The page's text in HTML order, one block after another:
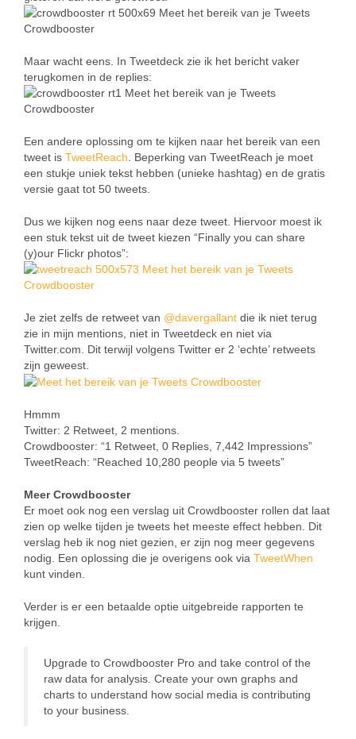
Maar wacht eens. In Tweetdeck zie ik het bericht vaker
terugkomen in de replies:
Een andere oplossing om te kijken naar het bereik van een
tweet is TweetReach . Beperking van TweetReach je moet
een stukje uniek tekst hebben (unieke hashtag) en de gratis
versie gaat tot 50 tweets.
Dus we kijken nog eens naar deze tweet. Hiervoor moest ik
een stuk tekst uit de tweet kiezen “Finally you can share
(y)our Flickr photos”:
Je ziet zelfs de retweet van @davergallant die ik niet terug
zie in mijn mentions, niet in Tweetdeck en niet via
Twitter.com. Dit terwijl volgens Twitter er 2 ‘echte’ retweets
zijn geweest.
Hmmm
Twitter: 2 Retweet, 2 mentions.
Crowdbooster: “1 Retweet, 0 Replies, 7,442 Impressions”
TweetReach: “Reached 10,280 people via 5 tweets”
Meer Crowdbooster
Er moet ook nog een verslag uit Crowdbooster rollen dat laat
zien op welke tijden je tweets het meeste effect hebben. Dit
verslag heb ik nog niet gezien, er zijn nog meer gegevens
nodig. Een oplossing die je overigens ook via TweetWhen
kunt vinden.
Verder is er een betaalde optie uitgebreide rapporten te
krijgen.
Upgrade to Crowdbooster Pro and take control of the
raw data for analysis. Create your own graphs and
charts to understand how social media is contributing
to your business.